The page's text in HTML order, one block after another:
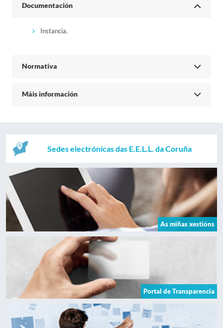
Documentación
Instancia.
Normativa
Máis información
Sedes electrónicas das E.E.L.L. da Coruña
As miñas xestións
Portal de Transparencia